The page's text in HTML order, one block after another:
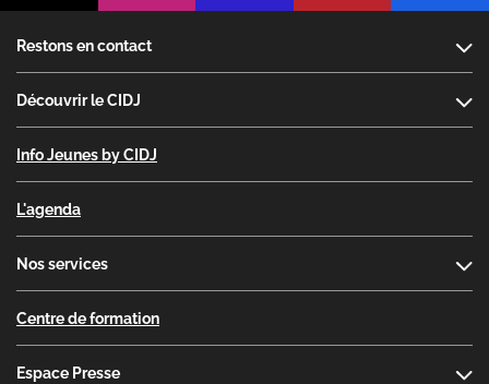
Restons en contact
Découvrir le CIDJ
Info Jeunes by CIDJ
L'agenda
Nos services
Centre de formation
Espace Presse